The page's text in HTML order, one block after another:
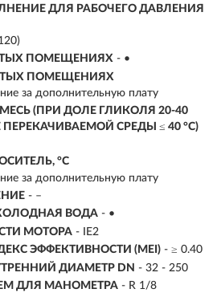
ДЛЯ РАБОЧЕГО ДАВЛЕНИЯ
ПОМЕЩЕНИЯХ - •
ПОМЕЩЕНИЯХ
за дополнительную плату
(ПРИ ДОЛЕ ГЛИКОЛЯ 20-40
ПЕРЕКАЧИВАЕМОЙ СРЕДЫ ≤ 40 °C)
°C
за дополнительную плату
- –
ВОДА - •
МОТОРА - IE2
ЭФФЕКТИВНОСТИ (MEI) - ≥ 0.40
ДИАМЕТР DN - 32 - 250
ДЛЯ МАНОМЕТРА - R 1/8